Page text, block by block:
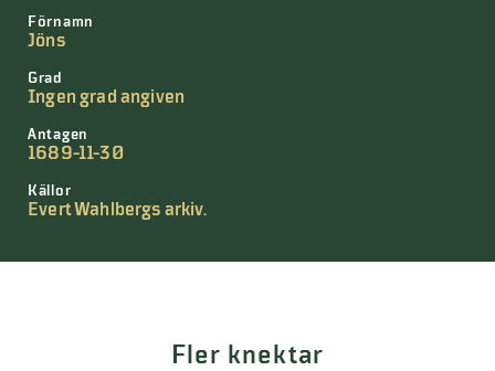
Förnamn
Jöns
Grad
Ingen grad angiven
Antagen
1689-11-30
Källor
Evert Wahlbergs arkiv.
Fler knektar